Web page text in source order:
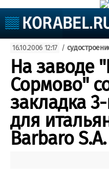
Судоходство
Судоремонт
События
Пресс-релизы
Порты
Рыболовство
ВМФ
Образование
Яхты и катера
Еще
16.10.2006 12:17 /
На заводе
Сормово"
закладка
для
Barbaro S.A.